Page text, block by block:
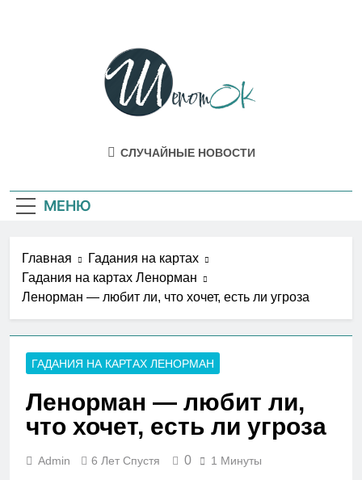
ШепотОК
Эзотерика И Мистика Как Она Есть В
СЛУЧАЙНЫЕ НОВОСТИ
МЕНЮ
Главная
Гадания на картах
Гадания на картах Ленорман
Ленорман — любит ли, что хочет, есть ли угроза
ГАДАНИЯ НА КАРТАХ ЛЕНОРМАН
Ленорман — любит ли,
что хочет, есть ли угроза
Admin 6 Лет Спустя 0 1 Минуты